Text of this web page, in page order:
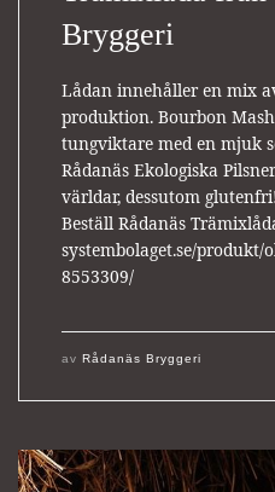
Bryggeri
Lådan innehåller en mix
produktion. Bourbon
tungviktare med en mjuk
Rådanäs Ekologiska
världar, dessutom
Beställ Rådanäs
systembolaget.se/produkt/
8553309/
av Rådanäs Bryggeri